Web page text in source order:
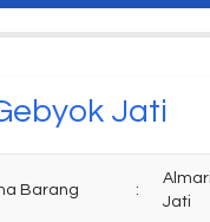
Jati
Barang :
Jati